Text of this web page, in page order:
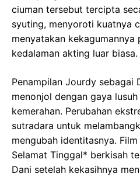
ciuman tersebut tercipta
syuting, menyoroti kuatnya
menyatakan
kedalaman akting luar biasa.
Penampilan Jourdy sebagai
menonjol dengan gaya
kemerahan. Perubahan
sutradara untuk
mengubah identitasnya.
Selamat Tinggal* berkisah
Dani setelah kekasihnya